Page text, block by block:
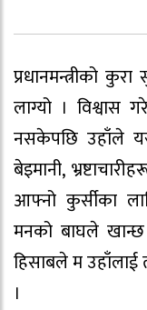
प्रधानमन्त्रीको
लाग्यो । विश्वास
नसकेपछि उहाँले
बेइमानी,
आफ्नो कुर्सीका
मनको बाघले खान्छ
हिसाबले म उहाँलाई
।